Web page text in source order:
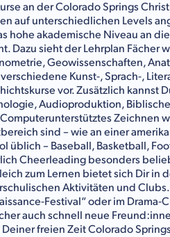
an der Colorado Springs
auf unterschiedlichen Levels
hohe akademische Niveau an
Dazu sieht der Lehrplan Fächer
Geowissenschaften,
Kunst-, Sprach-,
vor. Zusätzlich kannst
Audioproduktion,
Zeichnen
sind – wie an einer
üblich – Baseball, Basketball,
Cheerleading besonders
zum Lernen bietet sich Dir in
Aktivitäten und Clubs.
Festival“ oder im Drama-
auch schnell neue
Deiner freien Zeit Colorado